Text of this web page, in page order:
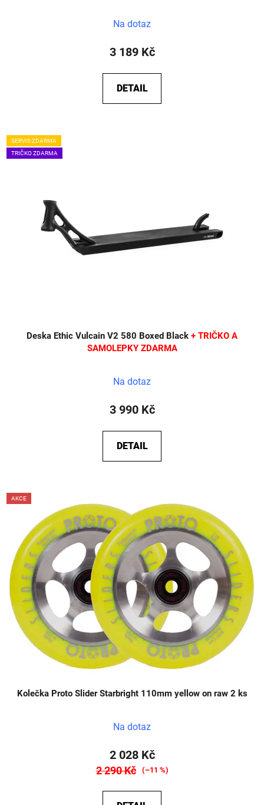
Na dotaz
3 189 Kč
DETAIL
SERVIS ZDARMA
TRIČKO ZDARMA
Deska Ethic Vulcain V2 580 Boxed Black + TRIČKO A
SAMOLEPKY ZDARMA
Na dotaz
3 990 Kč
DETAIL
AKCE
Kolečka Proto Slider Starbright 110mm yellow on raw 2 ks
Na dotaz
2 028 Kč
2 290 Kč (–11 %)